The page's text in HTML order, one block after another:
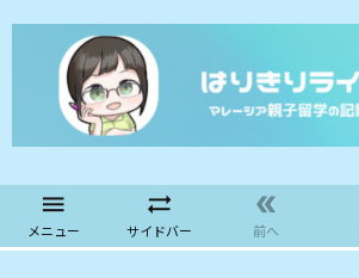

メニュー

サイドバー

前へ